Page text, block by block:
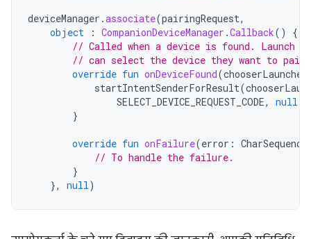
deviceManager .associate(pairingRequest,
object
: CompanionDeviceManager .Callback()
{
// Called when a device is found. Launch
// can select the device they want to pair
override fun onDeviceFound(chooserLauncher
startIntentSenderForResult(
SELECT_DEVICE_REQUEST_CODE, null
}
override fun onFailure(error :
// To handle the failure.
}
},
null )